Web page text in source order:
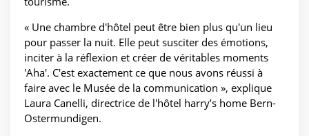
« Une chambre d'hôtel peut être bien plus qu'un lieu
pour passer la nuit. Elle peut susciter des émotions,
inciter à la réflexion et créer de véritables moments
'Aha'. C'est exactement ce que nous avons réussi à
faire avec le Musée de la communication », explique
Laura Canelli, directrice de l'hôtel harry’s home Bern-
Ostermundigen.